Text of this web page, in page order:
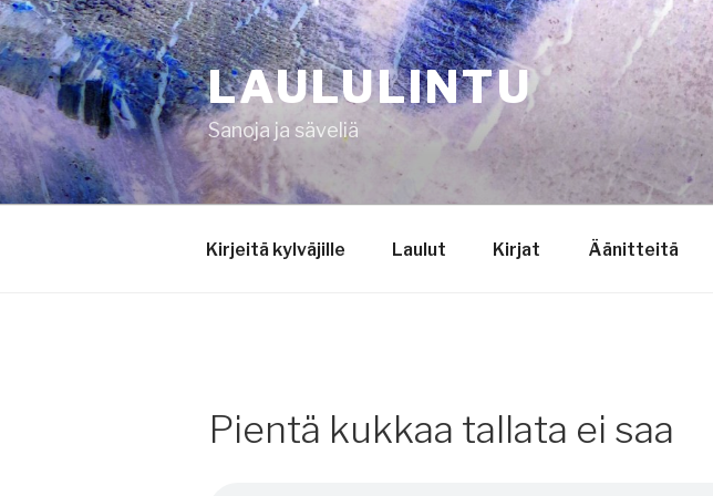
Siirry
sisältöön
LAULULINTU
Sanoja ja säveliä
Kirjeitä kylväjille Laulut Kirjat Äänitteitä
Pientä kukkaa tallata ei saa